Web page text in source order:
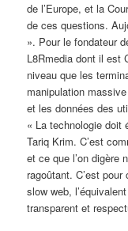
de l’Europe, et la
de ces questions.
». Pour le fondateur
L8Rmedia dont il est
niveau que les
manipulation
et les données des
« La technologie doit
Tariq Krim. C’est
et ce que l’on digère
ragoûtant. C’est
slow web,
transparent et